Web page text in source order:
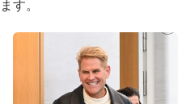
す。